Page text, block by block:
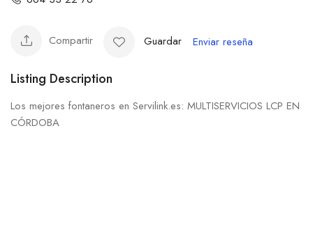
Compartir Guardar Enviar reseña
Listing Description
Los mejores fontaneros en Servilink.es: MULTISERVICIOS LCP EN
CÓRDOBA